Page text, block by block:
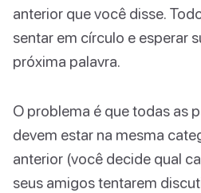
anterior que você disse.
sentar em círculo e esperar
próxima palavra.
O problema é que todas as
devem estar na mesma
anterior (você decide qual
seus amigos tentarem